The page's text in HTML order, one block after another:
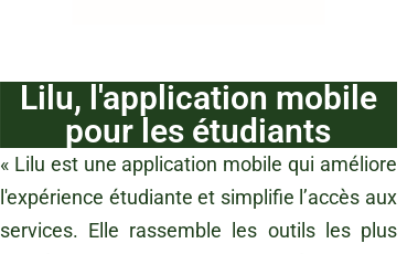
Lilu, l'application mobile
pour les étudiants
« Lilu est une application mobile qui améliore
l'expérience étudiante et simplifie l’accès aux
services. Elle rassemble les outils les plus